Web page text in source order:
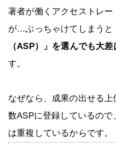
著者が働くアクセストレ
が…ぶっちゃけてしまうと
（ASP）」を選んでも大
す。
なぜなら、成果の出せる
数ASPに登録しているの
は重複しているからです。